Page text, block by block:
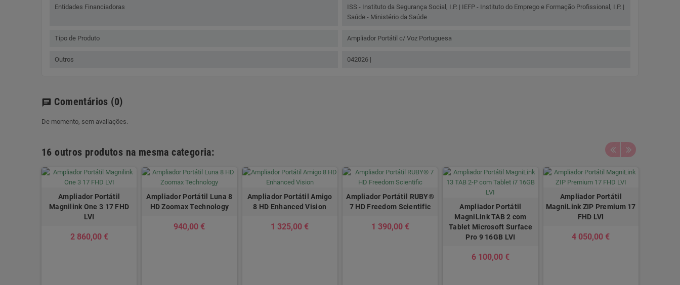
Entidades Financiadoras
ISS - Instituto da Segurança Social, I.P. | IEFP - Instituto do Emprego e Formação Profissional, I.P. |
Saúde - Ministério da Saúde
Tipo de Produto Ampliador Portátil c/ Voz Portuguesa
Outros 042026 |
chat Comentários (0)
De momento, sem avaliações.
16 outros produtos na mesma categoria:
Ampliador Portátil
Magnilink One 3 17 FHD
LVI
2 860,00 €
Ampliador Portátil Luna 8
HD Zoomax Technology
940,00 €
Ampliador Portátil Amigo
8 HD Enhanced Vision
1 325,00 €
Ampliador Portátil RUBY®
7 HD Freedom Scientific
1 390,00 €
Ampliador Portátil
MagniLink TAB 2 com
Tablet Microsoft Surface
Pro 9 16GB LVI
6 100,00 €
Ampliador Portátil
MagniLink ZIP Premium 17
FHD LVI
4 050,00 €